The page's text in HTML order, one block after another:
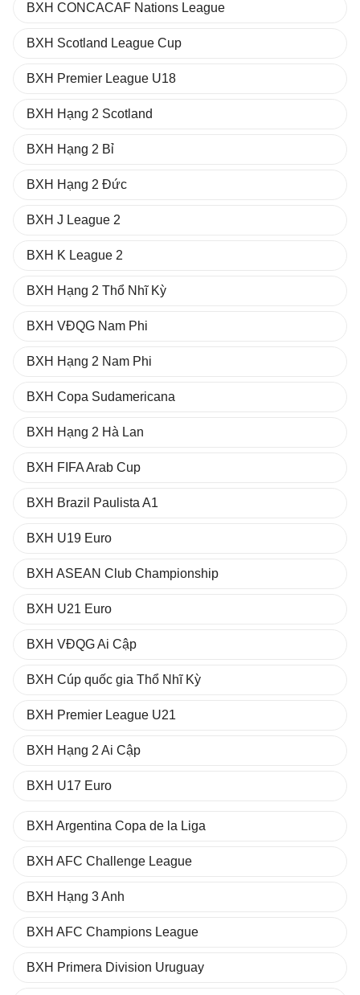
BXH CONCACAF Nations League
BXH Scotland League Cup
BXH Premier League U18
BXH Hạng 2 Scotland
BXH Hạng 2 Bỉ
BXH Hạng 2 Đức
BXH J League 2
BXH K League 2
BXH Hạng 2 Thổ Nhĩ Kỳ
BXH VĐQG Nam Phi
BXH Hạng 2 Nam Phi
BXH Copa Sudamericana
BXH Hạng 2 Hà Lan
BXH FIFA Arab Cup
BXH Brazil Paulista A1
BXH U19 Euro
BXH ASEAN Club Championship
BXH U21 Euro
BXH VĐQG Ai Cập
BXH Cúp quốc gia Thổ Nhĩ Kỳ
BXH Premier League U21
BXH Hạng 2 Ai Cập
BXH U17 Euro
BXH Argentina Copa de la Liga
BXH AFC Challenge League
BXH Hạng 3 Anh
BXH AFC Champions League
BXH Primera Division Uruguay